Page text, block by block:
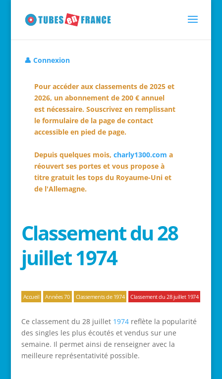
👤 Connexion
Pour accéder aux classements de 2025 et
2026, un abonnement de 200 € annuel
est nécessaire. Souscrivez en remplissant
le formulaire de la page de contact
accessible en pied de page.
Depuis quelques mois, charly1300.com a
réouvert ses portes et vous propose à
titre gratuit les tops du Royaume-Uni et
de l'Allemagne.
Classement du 28
juillet 1974
Accueil Années 70 Classements de 1974 Classement du 28 juillet 1974
Ce classement du 28 juillet 1974reflète la popularité
des singles les plus écoutés et vendus sur une
semaine. Il permet ainsi de renseigner avec la
meilleure représentativité possible.